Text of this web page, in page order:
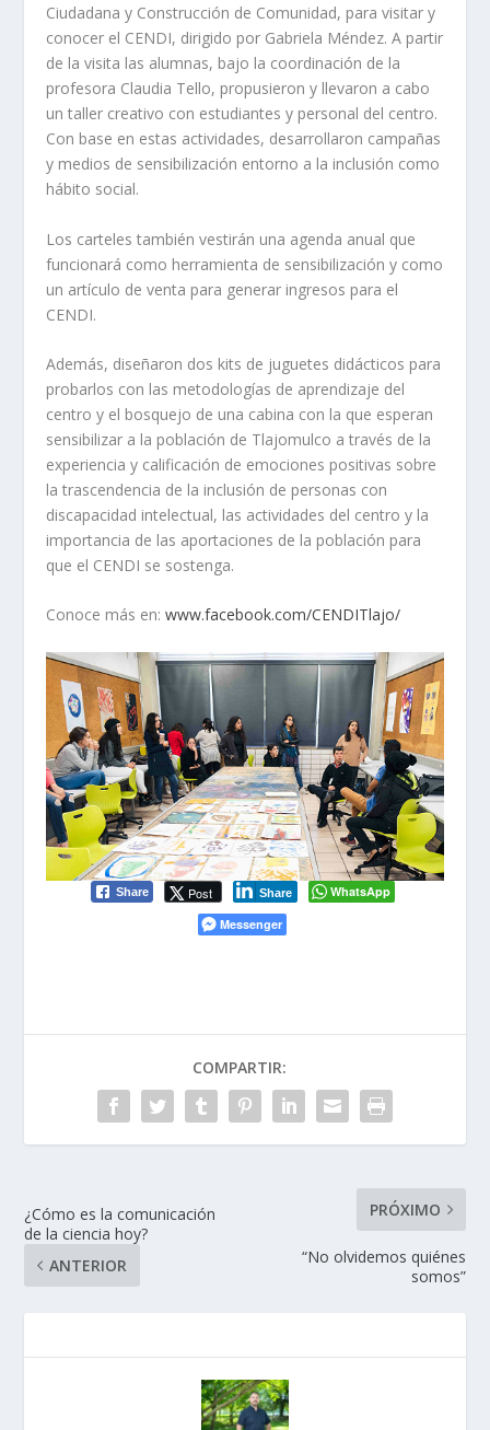
Ciudadana y Construcción de Comunidad, para visitar y
conocer el CENDI, dirigido por Gabriela Méndez. A partir
de la visita las alumnas, bajo la coordinación de la
profesora Claudia Tello, propusieron y llevaron a cabo
un taller creativo con estudiantes y personal del centro.
Con base en estas actividades, desarrollaron campañas
y medios de sensibilización entorno a la inclusión como
hábito social.
Los carteles también vestirán una agenda anual que
funcionará como herramienta de sensibilización y como
un artículo de venta para generar ingresos para el
CENDI.
Además, diseñaron dos kits de juguetes didácticos para
probarlos con las metodologías de aprendizaje del
centro y el bosquejo de una cabina con la que esperan
sensibilizar a la población de Tlajomulco a través de la
experiencia y calificación de emociones positivas sobre
la trascendencia de la inclusión de personas con
discapacidad intelectual, las actividades del centro y la
importancia de las aportaciones de la población para
que el CENDI se sostenga.
Conoce más en:www.facebook.com/CENDITlajo/
Share Post Share
WhatsApp
Messenger
COMPARTIR:
¿Cómo es la comunicación
de la ciencia hoy?
ANTERIOR
PRÓXIMO
“No olvidemos quiénes
somos”